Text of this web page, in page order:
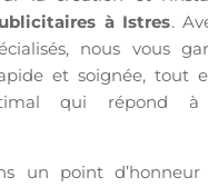
à Istres.
nous vous
et soignée, tout
qui répond à
un point